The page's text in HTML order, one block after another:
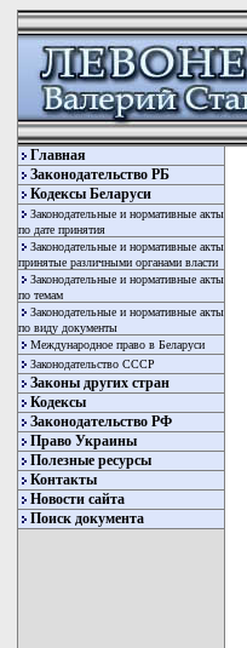
Главная
Законодательство РБ
Кодексы Беларуси
Законодательные и нормативные акты
по дате принятия
Законодательные и нормативные акты
принятые различными органами власти
Законодательные и нормативные акты
по темам
Законодательные и нормативные акты
по виду документы
Международное право в Беларуси
Законодательство СССР
Законы других стран
Кодексы
Законодательство РФ
Право Украины
Полезные ресурсы
Контакты
Новости сайта
Поиск документа